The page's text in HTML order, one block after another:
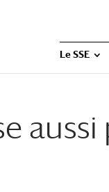
Le SSE